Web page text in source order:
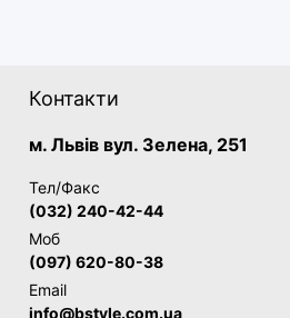
Контакти
м. Львів вул. Зелена, 251
Тел/Факс
(032) 240-42-44
Моб
(097) 620-80-38
Email
info@bstyle.com.ua